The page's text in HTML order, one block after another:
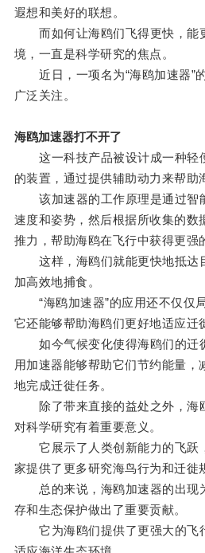
遐想和美好的联想。
而如何让海鸥们飞得更快，能
境，一直是科学研究的焦点。
近日，一项名为“海鸥加速器”
广泛关注。
海鸥加速器打不开了
这一科技产品被设计成一种轻
的装置，通过提供辅助动力来帮助
该加速器的工作原理是通过智
速度和姿势，然后根据所收集的数
推力，帮助海鸥在飞行中获得更强
这样，海鸥们就能更快地抵达
加高效地捕食。
“海鸥加速器”的应用还不仅仅局
它还能够帮助海鸥们更好地适应迁
如今气候变化使得海鸥们的迁
用加速器能够帮助它们节约能量，
地完成迁徙任务。
除了带来直接的益处之外，海
对科学研究有着重要意义。
它展示了人类创新能力的飞跃
家提供了更多研究海鸟行为和迁徙
总的来说，海鸥加速器的出现
存和生态保护做出了重要贡献。
它为海鸥们提供了更强大的飞